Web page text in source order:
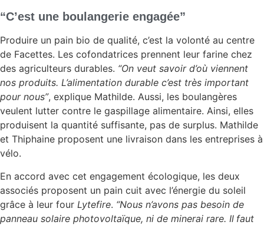
“C’est une boulangerie engagée”
Produire un pain bio de qualité, c’est la volonté au centre
de Facettes. Les cofondatrices prennent leur farine chez
des agriculteurs durables. “On veut savoir d’où viennent
nos produits. L’alimentation durable c’est très important
pour nous”, explique Mathilde. Aussi, les boulangères
veulent lutter contre le gaspillage alimentaire. Ainsi, elles
produisent la quantité suffisante, pas de surplus. Mathilde
et Thiphaine proposent une livraison dans les entreprises à
vélo.
En accord avec cet engagement écologique, les deux
associés proposent un pain cuit avec l’énergie du soleil
grâce à leur four Lytefire. “Nous n’avons pas besoin de
panneau solaire photovoltaïque, ni de minerai rare. Il faut